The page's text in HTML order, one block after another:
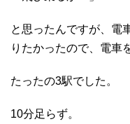
と思ったんですが、電
りたかったので、電車
たったの3駅でした。
10分足らず。